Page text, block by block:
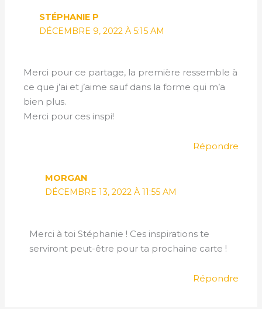
STÉPHANIE P
DÉCEMBRE 9, 2022 À 5:15 AM
Merci pour ce partage, la première ressemble à
ce que j’ai et j’aime sauf dans la forme qui m’a
bien plus.
Merci pour ces inspi!
Répondre
MORGAN
DÉCEMBRE 13, 2022 À 11:55 AM
Merci à toi Stéphanie ! Ces inspirations te
serviront peut-être pour ta prochaine carte !
Répondre